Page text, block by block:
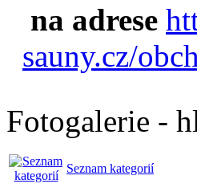
na adrese
sauny.cz/
Fotogalerie -
Seznam kategorií